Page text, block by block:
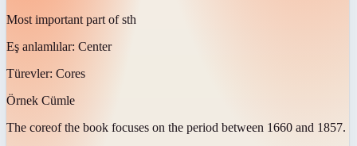
Most important part of sth
Eş anlamlılar: Center
Türevler: Cores
Örnek Cümle
The coreof the book focuses on the period between 1660 and 1857.